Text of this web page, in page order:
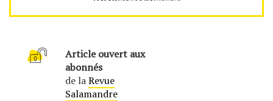
Article ouvert aux
abonnés
de laRevue
Salamandre